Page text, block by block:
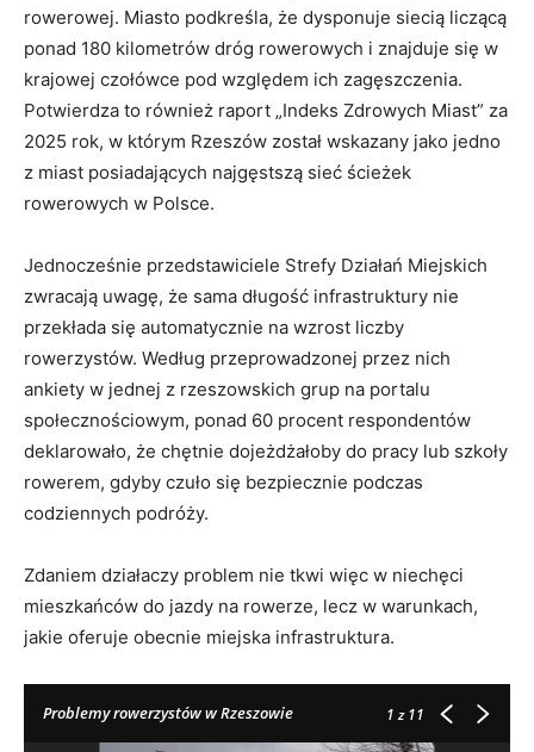
rowerowej. Miasto podkreśla, że dysponuje siecią liczącą
ponad 180 kilometrów dróg rowerowych i znajduje się w
krajowej czołówce pod względem ich zagęszczenia.
Potwierdza to również raport „Indeks Zdrowych Miast” za
2025 rok, w którym Rzeszów został wskazany jako jedno
z miast posiadających najgęstszą sieć ścieżek
rowerowych w Polsce.
Jednocześnie przedstawiciele Strefy Działań Miejskich
zwracają uwagę, że sama długość infrastruktury nie
przekłada się automatycznie na wzrost liczby
rowerzystów. Według przeprowadzonej przez nich
ankiety w jednej z rzeszowskich grup na portalu
społecznościowym, ponad 60 procent respondentów
deklarowało, że chętnie dojeżdżałoby do pracy lub szkoły
rowerem, gdyby czuło się bezpiecznie podczas
codziennych podróży.
Zdaniem działaczy problem nie tkwi więc w niechęci
mieszkańców do jazdy na rowerze, lecz w warunkach,
jakie oferuje obecnie miejska infrastruktura.
Problemy rowerzystów w Rzeszowie 1z 11